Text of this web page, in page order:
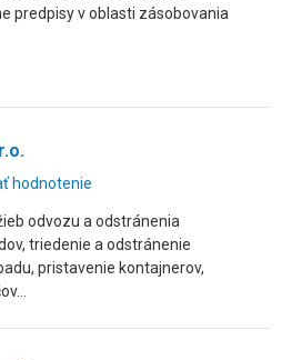
predpisy v oblasti zásobovania
hodnotenie
odvozu a odstránenia
triedenie a odstránenie
pristavenie kontajnerov,